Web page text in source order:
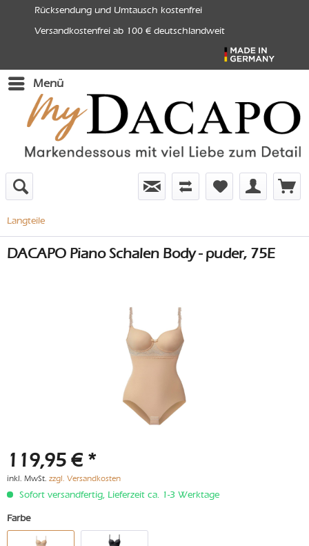
Rücksendung und Umtausch kostenfrei
Versandkostenfrei ab 100 € deutschlandweit
Menü
Langteile
DACAPO Piano Schalen Body - puder, 75E
119,95 € *
inkl. MwSt. zzgl. Versandkosten
Sofort versandfertig, Lieferzeit ca. 1-3 Werktage
Farbe